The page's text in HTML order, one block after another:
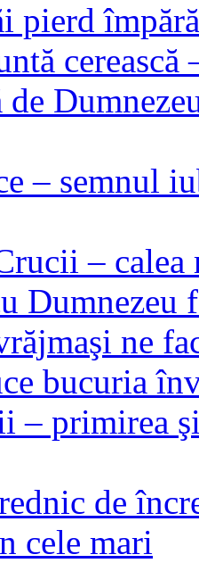
pierd
de
– semnul
–
Dumnezeu
ne
bucuria
– primirea
de
cele mari